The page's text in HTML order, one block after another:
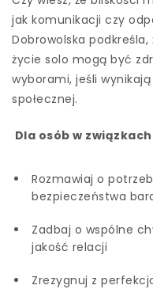
jak komunikacji czy
Dobrowolska
życie solo mogą być
wyborami, jeśli
społecznej.
Dla osób w
Rozmawiaj o
bezpieczeństwa
Zadbaj o wspólne
jakość relacji
Zrezygnuj z